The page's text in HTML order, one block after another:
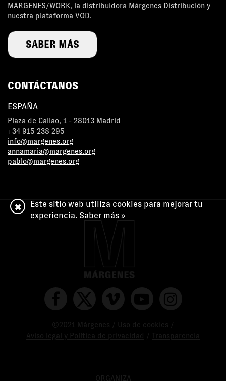
MÁRGENES/WORK, la distribuidora Márgenes Distribución y
nuestra plataforma VOD.
SABER MÁS
CONTÁCTANOS
ESPAÑA
Plaza de Callao, 1 - 28013 Madrid
+34 915 238 295
info@margenes.org
annamaria@margenes.org
pablo@margenes.org
©2021 Márgenes / Uso de cookies
Aviso legal y Política de privacidad
Transparencia
ORGANIZA
Este sitio web utiliza cookies para mejorar tu
experiencia. Saber más »